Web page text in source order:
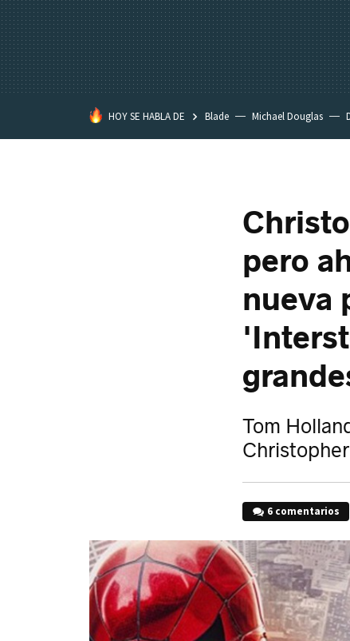
HOY SE HABLA DE Blade Michael Douglas
pero
nueva
Tom
6 comentarios